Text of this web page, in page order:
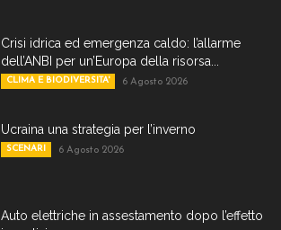
Crisi idrica ed emergenza caldo: l’allarme
dell’ANBI per un’Europa della risorsa...
CLIMA E BIODIVERSITA' 6 Agosto 2026
Ucraina una strategia per l’inverno
SCENARI 6 Agosto 2026
Auto elettriche in assestamento dopo l’effetto